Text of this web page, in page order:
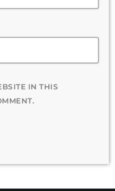
IN THIS